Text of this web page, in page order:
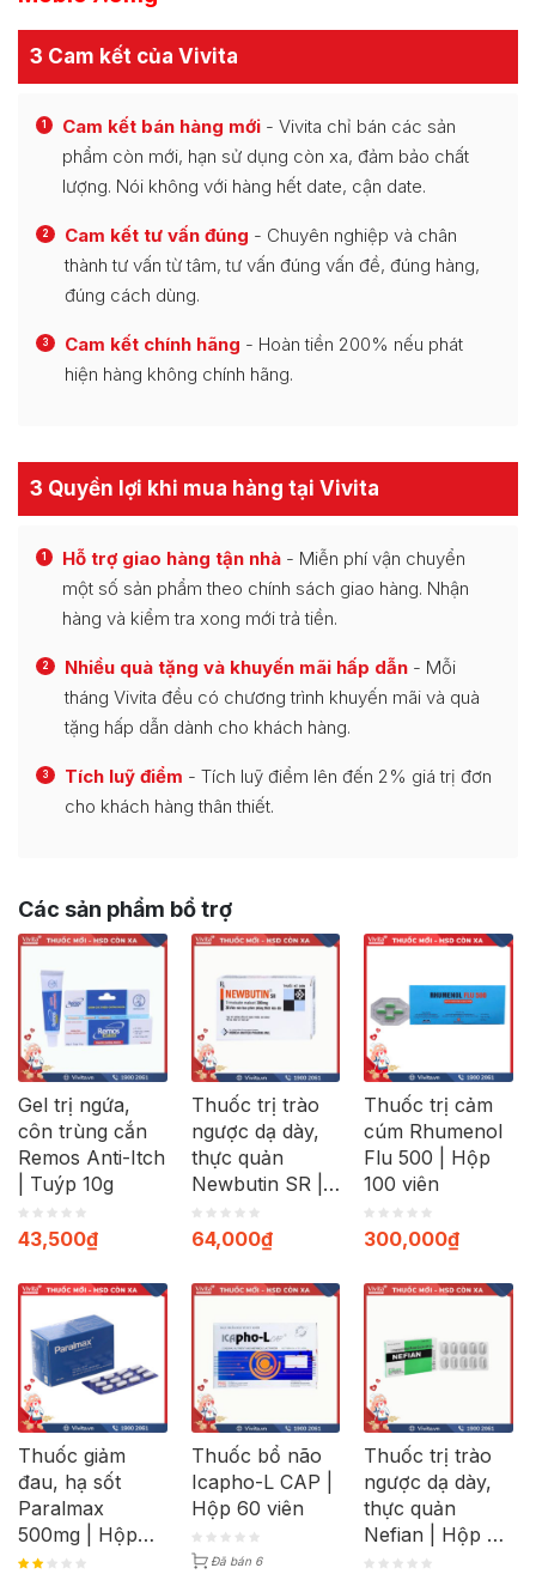
3 Cam kết của Vivita
1 Cam kết bán hàng mới - Vivita chỉ bán các sản
phẩm còn mới, hạn sử dụng còn xa, đảm bảo chất
lượng. Nói không với hàng hết date, cận date.
2 Cam kết tư vấn đúng - Chuyên nghiệp và chân
thành tư vấn từ tâm, tư vấn đúng vấn đề, đúng hàng,
đúng cách dùng.
3 Cam kết chính hãng - Hoàn tiền 200% nếu phát
hiện hàng không chính hãng.
3 Quyền lợi khi mua hàng tại Vivita
1 Hỗ trợ giao hàng tận nhà - Miễn phí vận chuyển
một số sản phẩm theo chính sách giao hàng. Nhận
hàng và kiểm tra xong mới trả tiền.
2 Nhiều quà tặng và khuyến mãi hấp dẫn - Mỗi
tháng Vivita đều có chương trình khuyến mãi và quà
tặng hấp dẫn dành cho khách hàng.
3 Tích luỹ điểm - Tích luỹ điểm lên đến 2% giá trị đơn
cho khách hàng thân thiết.
Các sản phẩm bổ trợ
Gel trị ngứa,
côn trùng cắn
Remos Anti-Itch
| Tuýp 10g
43,500₫
Thuốc trị trào
ngược dạ dày,
thực quản
Newbutin SR |
Hộp 30 viên
64,000₫
Thuốc trị cảm
cúm Rhumenol
Flu 500 | Hộp
100 viên
300,000₫
Thuốc giảm
đau, hạ sốt
Paralmax
500mg | Hộp
120 viên
Thuốc bổ não
Icapho-L CAP |
Hộp 60 viên
Đã bán 6
Thuốc trị trào
ngược dạ dày,
thực quản
Nefian | Hộp 30
viên